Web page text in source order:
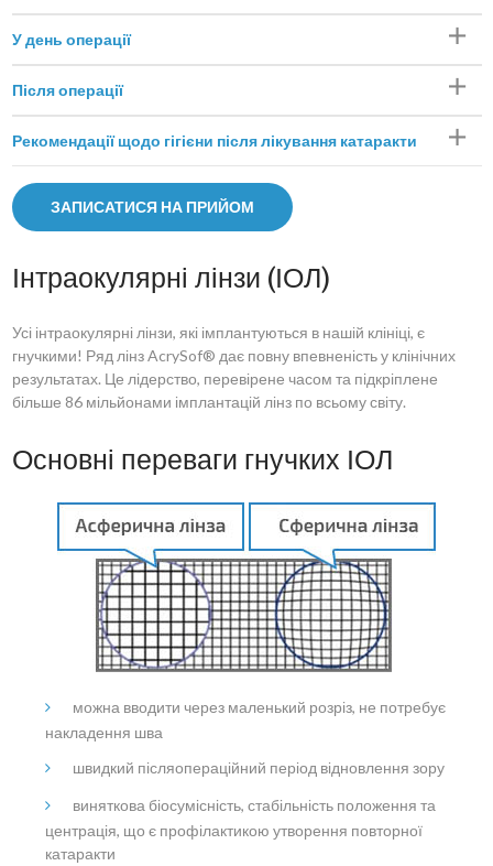
У день операції
Після операції
Рекомендації щодо гігієни після лікування катаракти
ЗАПИСАТИСЯ НА ПРИЙОМ
Інтраокулярні лінзи (ІОЛ)
Усі інтраокулярні лінзи, які імплантуються в нашій клініці, є
гнучкими! Ряд лінз AcrySof® дає повну впевненість у клінічних
результатах. Це лідерство, перевірене часом та підкріплене
більше 86 мільйонами імплантацій лінз по всьому світу.
Основні переваги гнучких ІОЛ
можна вводити через маленький розріз, не потребує
накладення шва
швидкий післяопераційний період відновлення зору
виняткова біосумісність, стабільність положення та
центрація, що є профілактикою утворення повторної
катаракти